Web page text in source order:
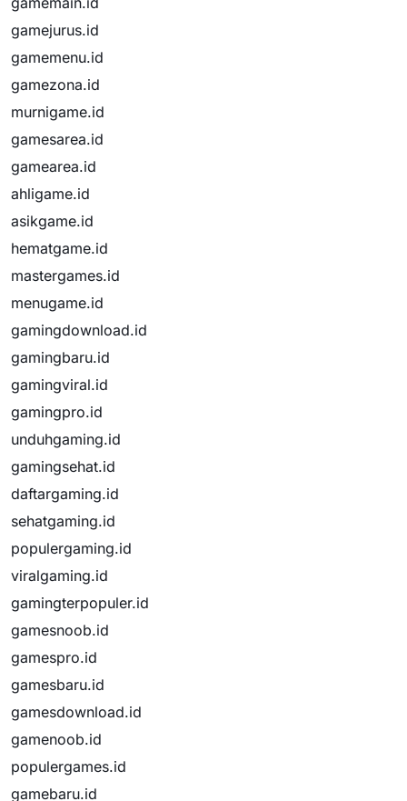
gamejurus.id
gamemenu.id
gamezona.id
murnigame.id
gamesarea.id
gamearea.id
ahligame.id
asikgame.id
hematgame.id
mastergames.id
menugame.id
gamingdownload.id
gamingbaru.id
gamingviral.id
gamingpro.id
unduhgaming.id
gamingsehat.id
daftargaming.id
sehatgaming.id
populergaming.id
viralgaming.id
gamingterpopuler.id
gamesnoob.id
gamespro.id
gamesbaru.id
gamesdownload.id
gamenoob.id
populergames.id
gamebaru.id